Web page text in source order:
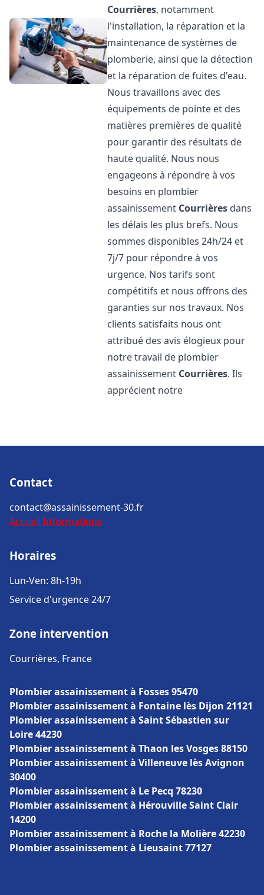
Courrières, notamment
l'installation, la réparation et la
maintenance de systèmes de
plomberie, ainsi que la détection
et la réparation de fuites d'eau.
Nous travaillons avec des
équipements de pointe et des
matières premières de qualité
pour garantir des résultats de
haute qualité. Nous nous
engageons à répondre à vos
besoins en plombier
assainissement Courrières dans
les délais les plus brefs. Nous
sommes disponibles 24h/24 et
7j/7 pour répondre à vos
urgence. Nos tarifs sont
compétitifs et nous offrons des
garanties sur nos travaux. Nos
clients satisfaits nous ont
attribué des avis élogieux pour
notre travail de plombier
assainissement Courrières. Ils
apprécient notre
Contact
contact@assainissement-30.fr
Accueil Informations
Horaires
Lun-Ven: 8h-19h
Service d'urgence 24/7
Zone intervention
Courrières, France
Plombier assainissement à Fosses 95470
Plombier assainissement à Fontaine lès Dijon 21121
Plombier assainissement à Saint Sébastien sur
Loire 44230
Plombier assainissement à Thaon les Vosges 88150
Plombier assainissement à Villeneuve lès Avignon
30400
Plombier assainissement à Le Pecq 78230
Plombier assainissement à Hérouville Saint Clair
14200
Plombier assainissement à Roche la Molière 42230
Plombier assainissement à Lieusaint 77127